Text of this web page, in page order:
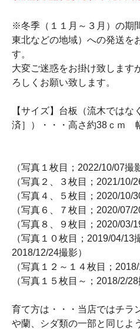
※冬季（１１月～３月）の期
東北などの地域）への発送を
す。
大変ご迷惑をお掛け致します
ろしくお願い致します。
【サイズ】台板（流木では
済］）・・・高さ約38ｃｍ
（写真１枚目；2022/10/07撮
（写真２、３枚目；2021/10/
（写真４、５枚目；2020/10/
（写真６、７枚目；2020/07/
（写真８、９枚目；2020/03/
（写真１０枚目；2019/04/13
2018/12/24撮影）
（写真１２～１４枚目；2018/
（写真１５枚目～；2018/2/28
育て方は・・・当店ではチラ
や蘭、シダ類の一部と同じよ